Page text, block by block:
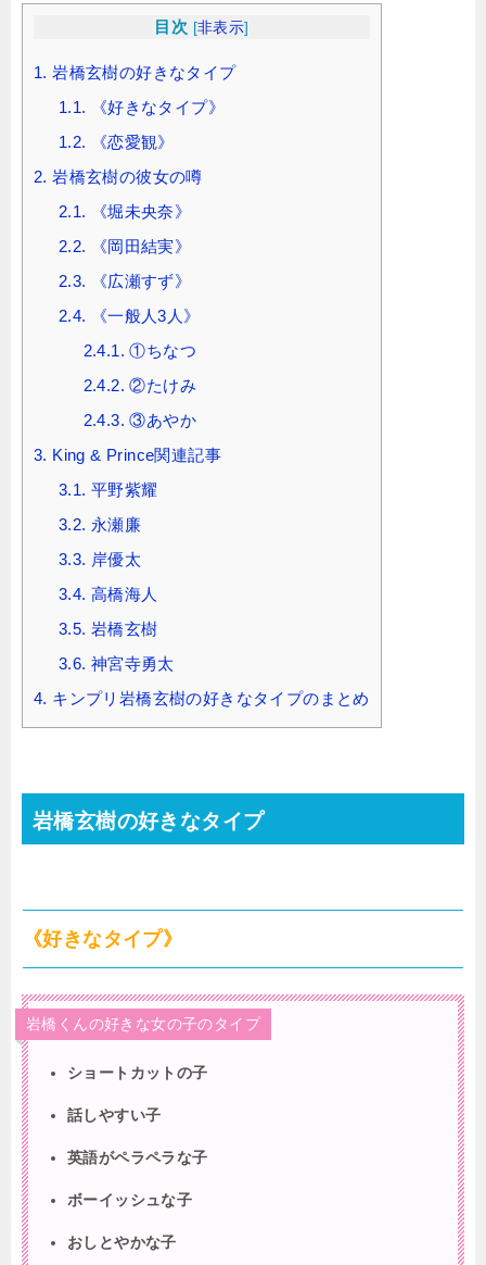
目次 [非表示]
1. 岩橋玄樹の好きなタイプ
1.1. 《好きなタイプ》
1.2. 《恋愛観》
2. 岩橋玄樹の彼女の噂
2.1. 《堀未央奈》
2.2. 《岡田結実》
2.3. 《広瀬すず》
2.4. 《一般人3人》
2.4.1. ①ちなつ
2.4.2. ②たけみ
2.4.3. ③あやか
3. King & Prince関連記事
3.1. 平野紫耀
3.2. 永瀬廉
3.3. 岸優太
3.4. 高橋海人
3.5. 岩橋玄樹
3.6. 神宮寺勇太
4. キンプリ岩橋玄樹の好きなタイプのまとめ
岩橋玄樹の好きなタイプ
《好きなタイプ》
岩橋くんの好きな女の子のタイプ
ショートカットの子
話しやすい子
英語がペラペラな子
ボーイッシュな子
おしとやかな子